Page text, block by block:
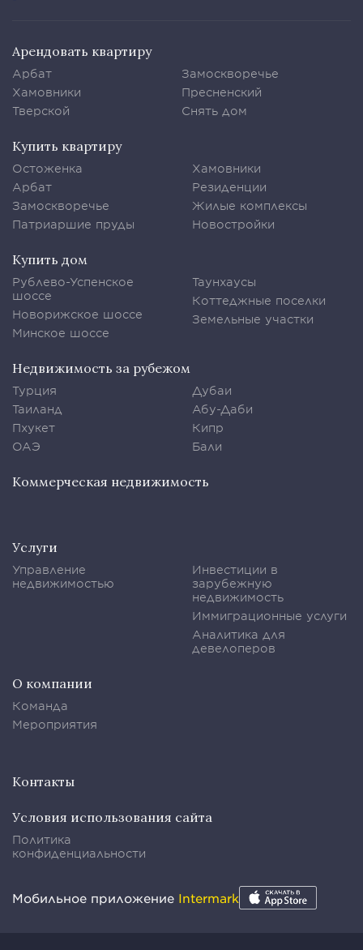
Арендовать квартиру
Арбат
Хамовники
Тверской
Замоскворечье
Пресненский
Снять дом
Купить квартиру
Остоженка
Арбат
Замоскворечье
Патриаршие пруды
Хамовники
Резиденции
Жилые комплексы
Новостройки
Купить дом
Рублево-Успенское
шоссе
Новорижское шоссе
Минское шоссе
Таунхаусы
Коттеджные поселки
Земельные участки
Недвижимость за рубежом
Турция
Таиланд
Пхукет
ОАЭ
Дубаи
Абу-Даби
Кипр
Бали
Коммерческая недвижимость
Услуги
Управление
недвижимостью
Инвестиции в
зарубежную
недвижимость
Иммиграционные услуги
Аналитика для
девелоперов
О компании
Команда
Мероприятия
Контакты
Условия использования сайта
Политика
конфиденциальности
Мобильное приложение Intermark